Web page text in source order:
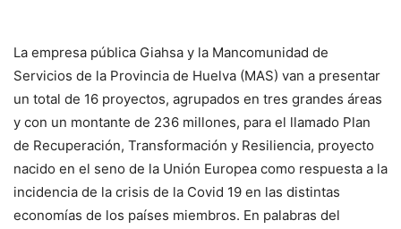
La empresa pública Giahsa y la Mancomunidad de
Servicios de la Provincia de Huelva (MAS) van a presentar
un total de 16 proyectos, agrupados en tres grandes áreas
y con un montante de 236 millones, para el llamado Plan
de Recuperación, Transformación y Resiliencia, proyecto
nacido en el seno de la Unión Europea como respuesta a la
incidencia de la crisis de la Covid 19 en las distintas
economías de los países miembros. En palabras del